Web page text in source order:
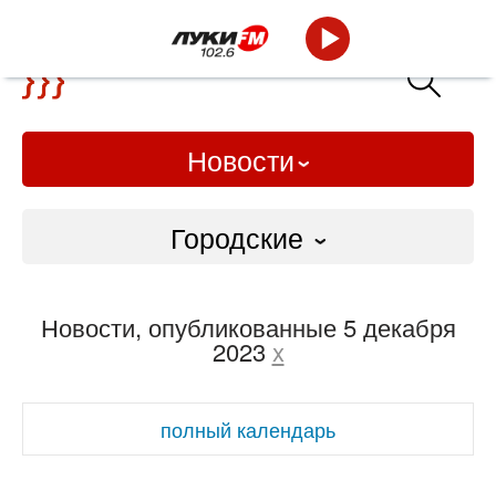
Новости
Городские
Слово Дело
Народные
ВТРК
Новости, опубликованные 5 декабря
2023 x
полный календарь